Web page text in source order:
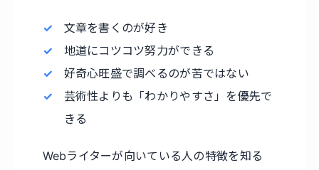
文章を書くのが好き
地道にコツコツ努力ができる
好奇心旺盛で調べるのが苦ではない
芸術性よりも「わかりやすさ」を優先で
きる
Webライターが向いている人の特徴を知る